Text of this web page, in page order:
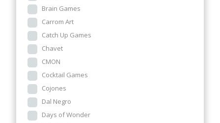
Brain Games
Carrom Art
Catch Up Games
Chavet
CMON
Cocktail Games
Cojones
Dal Negro
Days of Wonder